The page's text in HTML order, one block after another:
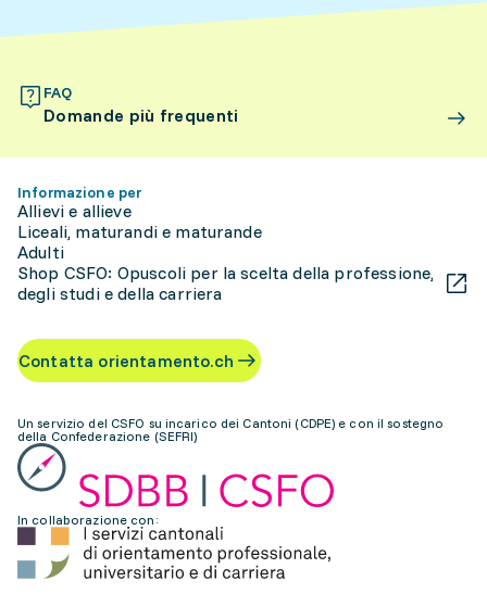
FAQ
Domande più frequenti
Informazione per
Allievi e allieve
Liceali, maturandi e maturande
Adulti
Shop CSFO: Opuscoli per la scelta della professione,
degli studi e della carriera
Contatta orientamento.ch
Un servizio del CSFO su incarico dei Cantoni (CDPE) e con il sostegno
della Confederazione (SEFRI)
In collaborazione con: